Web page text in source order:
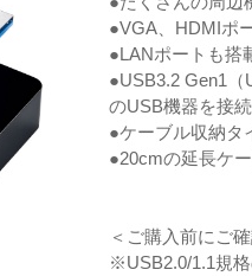
●VGA、HDMIポ
●LANポートも搭
●USB3.2 Gen1
のUSB機器を接続
●ケーブル収納タ
●20cmの延長ケ
＜ご購入前にご
※USB2.0/1.1規